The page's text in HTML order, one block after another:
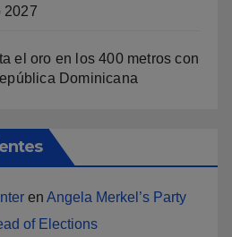
2027
el oro en los 400 metros con
Dominicana
en Angela Merkel’s Party
of Elections